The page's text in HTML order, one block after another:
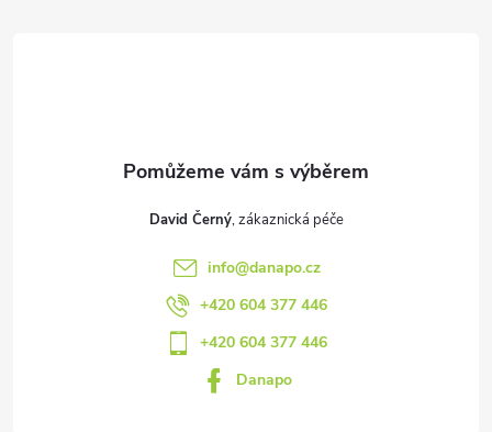
David Černý
info@danapo.cz
+420 604 377 446
+420 604 377 446
Danapo